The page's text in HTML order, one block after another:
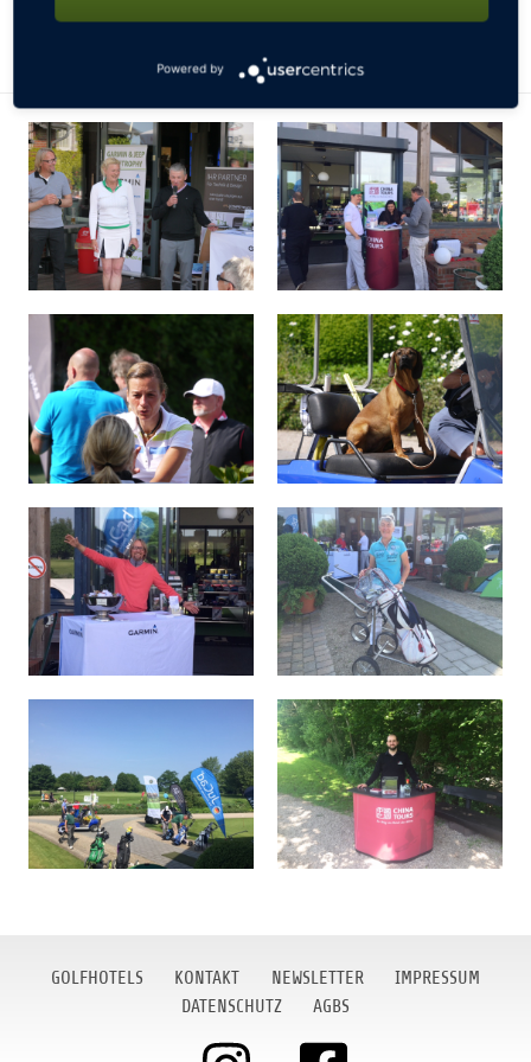
Ergebnisse!
GOLFHOTELS KONTAKT NEWSLETTER
IMPRESSUM
DATENSCHUTZ
AGBS
Powered by